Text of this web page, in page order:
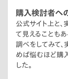
購入検討者へ
公式サイト上と
て見えることも
調べをしてみて、
めば悩むほど購
した。